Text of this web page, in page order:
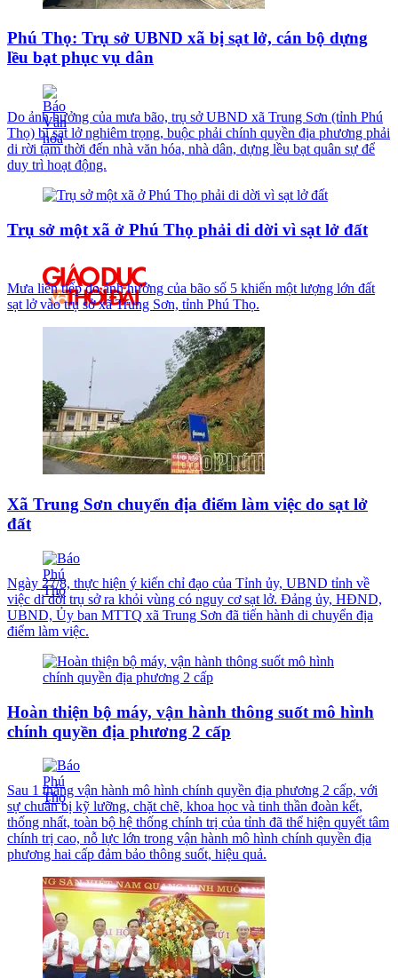
Phú Thọ: Trụ sở UBND xã bị sạt lở, cán bộ dựng
lều bạt phục vụ dân
Do ảnh hưởng của mưa bão, trụ sở UBND xã Trung Sơn (tỉnh Phú
Thọ) bị sạt lở nghiêm trọng, buộc phải chính quyền địa phương phải
di rời tạm thời đến nhà văn hóa, nhà dân, dựng lều bạt quân sự để
duy trì hoạt động.
Trụ sở một xã ở Phú Thọ phải di dời vì sạt lở đất
Mưa liên tiếp do ảnh hưởng của bão số 5 khiến một lượng lớn đất
sạt lở vào trụ sở xã Trung Sơn, tỉnh Phú Thọ.
Xã Trung Sơn chuyển địa điểm làm việc do sạt lở
đất
Ngày 27/8, thực hiện ý kiến chỉ đạo của Tỉnh ủy, UBND tỉnh về
việc di dời trụ sở ra khỏi vùng có nguy cơ sạt lở. Đảng ủy, HĐND,
UBND, Ủy ban MTTQ xã Trung Sơn đã tiến hành di chuyển địa
điểm làm việc.
Hoàn thiện bộ máy, vận hành thông suốt mô hình
chính quyền địa phương 2 cấp
Sau 1 tháng vận hành mô hình chính quyền địa phương 2 cấp, với
sự chuẩn bị kỹ lưỡng, chặt chẽ, khoa học và tinh thần đoàn kết,
thống nhất, toàn bộ hệ thống chính trị của tỉnh đã thể hiện quyết tâm
chính trị cao, nỗ lực lớn trong vận hành mô hình chính quyền địa
phương hai cấp đảm bảo thông suốt, hiệu quả.